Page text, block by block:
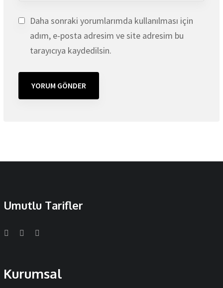
Daha sonraki yorumlarımda kullanılması için
adım, e-posta adresim ve site adresim bu
tarayıcıya kaydedilsin.
Umutlu Tarifler
Kurumsal